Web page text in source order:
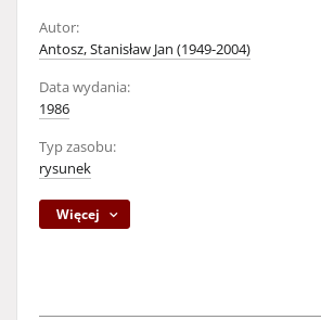
Autor:
Antosz, Stanisław Jan (1949-2004)
Data wydania:
1986
Typ zasobu:
rysunek
Więcej